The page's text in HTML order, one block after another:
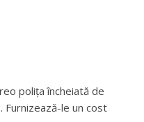
polița încheiată de
le un cost